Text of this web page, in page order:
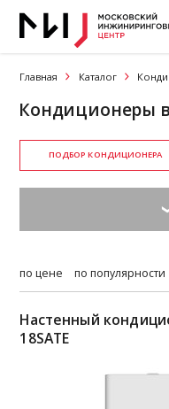
Главная Каталог
Кондиционеры
ПОДБОР КОНДИЦИОНЕРА
по цене по популярности
Настенный
18SATE